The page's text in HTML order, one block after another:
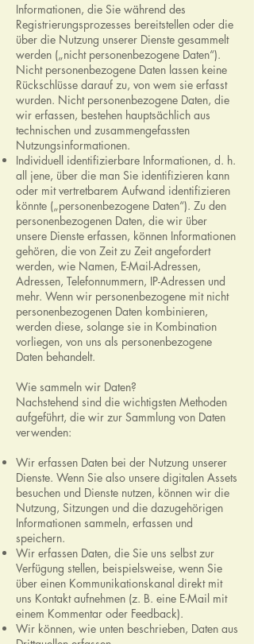
Informationen, die Sie während des
Registrierungsprozesses bereitstellen oder die
über die Nutzung unserer Dienste gesammelt
werden („nicht personenbezogene Daten“).
Nicht personenbezogene Daten lassen keine
Rückschlüsse darauf zu, von wem sie erfasst
wurden. Nicht personenbezogene Daten, die
wir erfassen, bestehen hauptsächlich aus
technischen und zusammengefassten
Nutzungsinformationen.
Individuell identifizierbare Informationen, d. h.
all jene, über die man Sie identifizieren kann
oder mit vertretbarem Aufwand identifizieren
könnte („personenbezogene Daten“). Zu den
personenbezogenen Daten, die wir über
unsere Dienste erfassen, können Informationen
gehören, die von Zeit zu Zeit angefordert
werden, wie Namen, E-Mail-Adressen,
Adressen, Telefonnummern, IP-Adressen und
mehr. Wenn wir personenbezogene mit nicht
personenbezogenen Daten kombinieren,
werden diese, solange sie in Kombination
vorliegen, von uns als personenbezogene
Daten behandelt.
Wie sammeln wir Daten?
Nachstehend sind die wichtigsten Methoden
aufgeführt, die wir zur Sammlung von Daten
verwenden:
Wir erfassen Daten bei der Nutzung unserer
Dienste. Wenn Sie also unsere digitalen Assets
besuchen und Dienste nutzen, können wir die
Nutzung, Sitzungen und die dazugehörigen
Informationen sammeln, erfassen und
speichern.
Wir erfassen Daten, die Sie uns selbst zur
Verfügung stellen, beispielsweise, wenn Sie
über einen Kommunikationskanal direkt mit
uns Kontakt aufnehmen (z. B. eine E-Mail mit
einem Kommentar oder Feedback).
Wir können, wie unten beschrieben, Daten aus